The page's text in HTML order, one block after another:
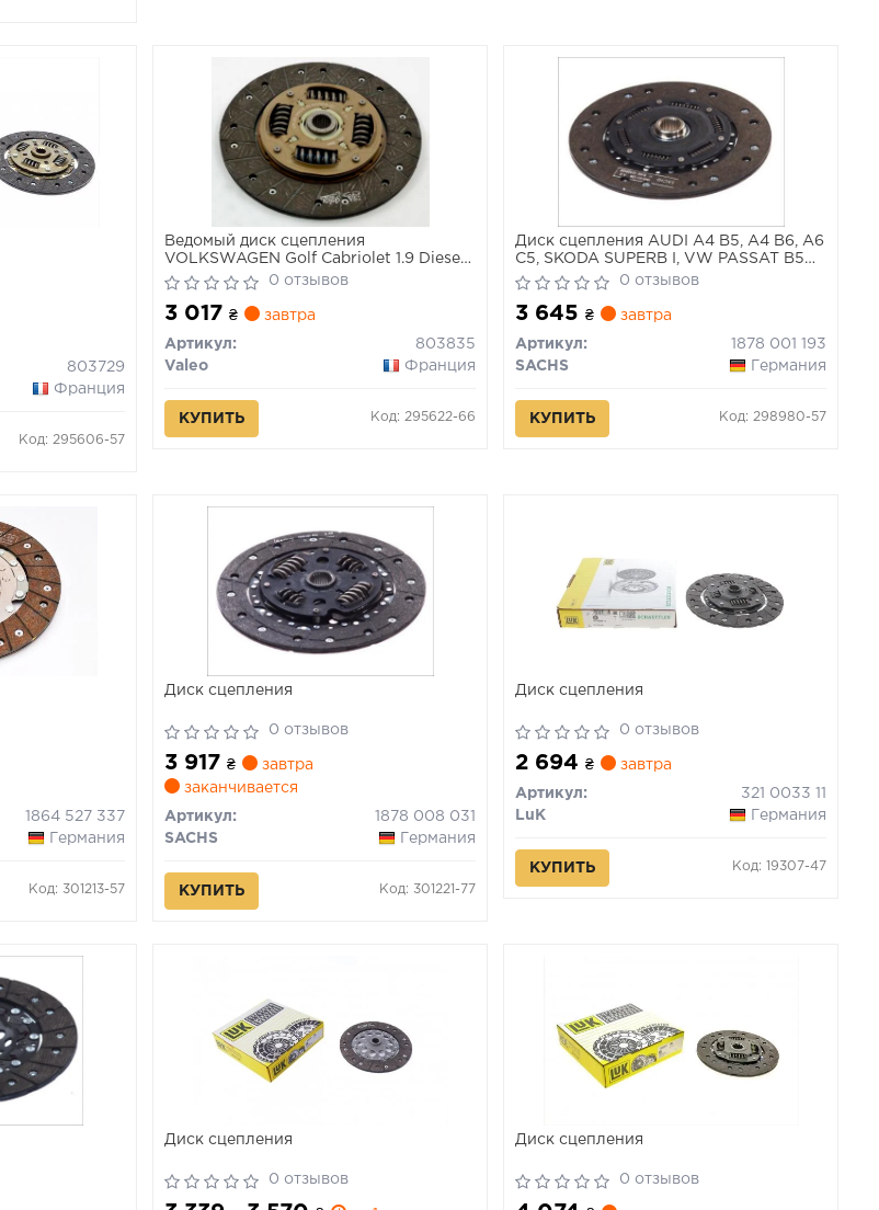
803729
Франция
Код: 295606-57
Ведомый диск сцепления
VOLKSWAGEN Golf Cabriolet 1.9 Diesel
8/1995->6/1996 (Пр-во VALEO)
0 отзывов
3 017₴ завтра
Артикул:
803835
Valeo
Франция
КУПИТЬ Код: 295622-66
Диск сцепления AUDI A4 B5, A4 B6, A6
C5, SKODA SUPERB I, VW PASSAT B5
(пр-во SACHS)0 отзывов
3 645₴ завтра
Артикул:
1878 001 193
SACHS
Германия
КУПИТЬ Код: 298980-57
1864 527 337
Германия
Код: 301213-57
Диск сцепления
0 отзывов
3 917₴
завтра
заканчивается
Артикул:
1878 008 031
SACHS
Германия
КУПИТЬ Код: 301221-77
Диск сцепления
0 отзывов
2 694₴ завтра
Артикул:
321 0033 11
LuK
Германия
КУПИТЬ Код: 19307-47
Диск сцепления
0 отзывов
Диск сцепления
0 отзывов